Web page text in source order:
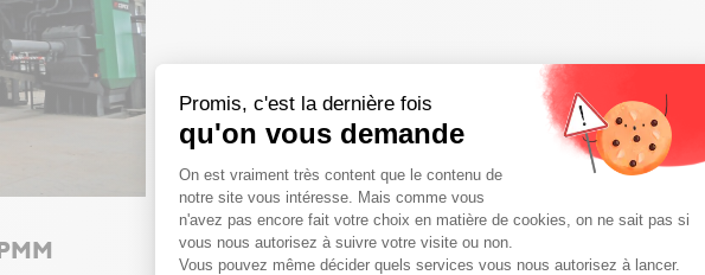
Promis, c'est la dernière fois
qu'on vous demande
Plateforme de Gestion du
On est vraiment très content que le contenu de
notre site vous intéresse. Mais comme vous
n'avez pas encore fait votre choix en matière de cookies, on ne sait pas si
vous nous autorisez à suivre votre visite ou non.
Vous pouvez même décider quels services vous nous autorisez à lancer.